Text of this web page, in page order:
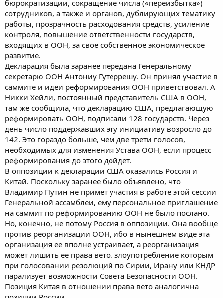
бюрократизации, сокращение числа («переизбытка»)
сотрудников, а также и органов, дублирующих тематику
работы, прозрачность расходования средств, усиление
контроля, повышение ответственности государств,
входящих в ООН, за свое собственное экономическое
развитие.
Декларация была заранее передана Генеральному
секретарю ООН Антониу Гутеррешу. Он принял участие в
саммите и идеи реформирования ООН приветствовал. А
Никки Хейли, постоянный представитель США в ООН,
там же сообщила, что декларацию США, предлагающую
реформировать ООН, подписали 128 государств. Через
день число поддержавших эту инициативу возросло до
142. Это гораздо больше, чем две трети голосов,
необходимых для изменения Устава ООН, если процесс
реформирования до этого дойдет.
В оппозиции к декларации США оказались Россия и
Китай. Поскольку заранее было объявлено, что
Владимир Путин не примет участия в работе этой сессии
Генеральной ассамблеи, ему персональное приглашение
на саммит по реформированию ООН не было послано.
Но, конечно, не потому Россия в оппозиции. Она вообще
против реорганизации ООН, ибо в нынешнем виде эта
организация ее вполне устраивает, а реорганизация
может лишить ее права вето, злоупотребление которым
при голосовании резолюций по Сирии, Ирану или КНДР
парализует возможности Совета Безопасности ООН.
Позиция Китая в отношении права вето аналогична